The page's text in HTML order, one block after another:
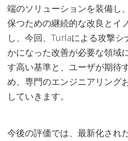
端のソリューションを装備し
保つための継続的な改良とイ
し、今回、Turlaによる攻撃シ
かになった改善が必要な領域
す高い基準と、ユーザが期待
め、専門のエンジニアリング
していきます。
今後の評価では、最新化され